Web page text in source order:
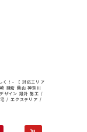
く！- 【 対応エリア
鎌倉 葉山 神奈川
ザイン 設計 施工 /
/ エクステリア /